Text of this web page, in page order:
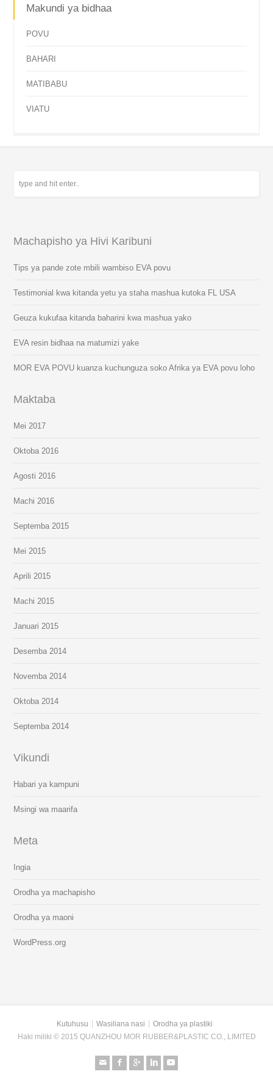
Makundi ya bidhaa
POVU
BAHARI
MATIBABU
VIATU
Machapisho ya Hivi Karibuni
Tips ya pande zote mbili wambiso EVA povu
Testimonial kwa kitanda yetu ya staha mashua kutoka FL USA
Geuza kukufaa kitanda baharini kwa mashua yako
EVA resin bidhaa na matumizi yake
MOR EVA POVU kuanza kuchunguza soko Afrika ya EVA povu loho
Maktaba
Mei 2017
Oktoba 2016
Agosti 2016
Machi 2016
Septemba 2015
Mei 2015
Aprili 2015
Machi 2015
Januari 2015
Desemba 2014
Novemba 2014
Oktoba 2014
Septemba 2014
Vikundi
Habari ya kampuni
Msingi wa maarifa
Meta
Ingia
Orodha ya machapisho
Orodha ya maoni
WordPress.org
Kutuhusu Wasiliana nasi
Orodha ya plastiki
Haki miliki © 2015 QUANZHOU MOR RUBBER&PLASTIC CO., LIMITED